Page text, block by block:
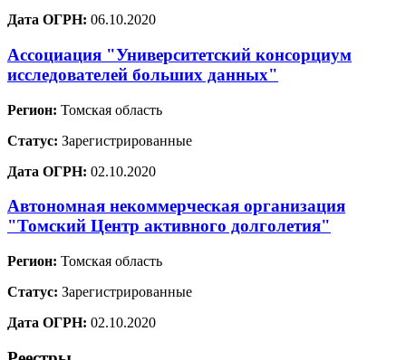
Дата ОГРН: 06.10.2020
Ассоциация "Университетский консорциум
исследователей больших данных"
Регион: Томская область
Статус: Зарегистрированные
Дата ОГРН: 02.10.2020
Автономная некоммерческая организация
"Томский Центр активного долголетия"
Регион: Томская область
Статус: Зарегистрированные
Дата ОГРН: 02.10.2020